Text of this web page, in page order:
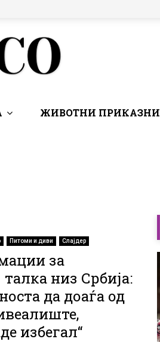
ЖИВОТНИ ПРИКАЗНИ
Питоми и диви Слајдер
за
талка низ Србија:
да доаѓа од
избегал“